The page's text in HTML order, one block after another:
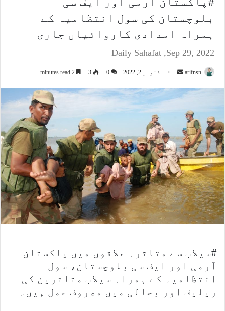
بلوچستان کی سول انتظامیہ کے
ہمراہ امدادی کاروائیاں جاری
Daily Sahafat ,Sep 29, 2022
arifnsn
n
e
m
a
i
l
اکتوبر 2, 2022 0
3
#سیلاب سے متاثرہ علاقوں میں پاکستان
آرمی اور ایف سی بلوچستان، سول
انتظامیہ کے ہمراہ سیلاب متاثرین کی
ریلیف اور بحالی میں مصروف عمل ہیں۔